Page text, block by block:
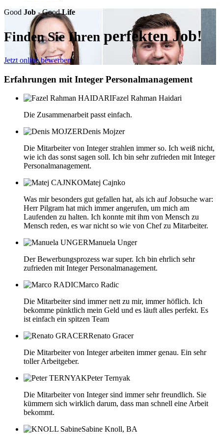
Good Job - GoodLife
Finden Sie Ihren perfekten Job!
Jetzt online bewerben
Erfahrungen mit Integer Personalmanagement
Fazel Rahman Haidari
Die Zusammenarbeit passt einfach.
Denis Mojzer
Die Mitarbeiter von Integer strahlen immer so. Ich weiß nicht,
wie ich das sonst sagen soll. Ich bin sehr zufrieden mit Integer
Personalmanagement.
Matej Cajnko
Was mir besonders gut gefallen hat, als ich auf Jobsuche war:
Herr Pilgram hat mich immer angerufen, um mich am
Laufenden zu halten. Ich konnte mit ihm von Mensch zu
Mensch reden, es war nicht so wie von Chef zu Mitarbeiter.
Manuela Unger
Der Bewerbungsprozess war super. Ich bin ehrlich sehr
zufrieden mit Integer Personalmanagement.
Marco Radic
Die Mitarbeiter sind immer nett zu mir, immer höflich. Ich
bekomme pünktlich mein Geld und es läuft alles perfekt. Es
ist einfach ein spitzen Team
Renato Gracer
Die Mitarbeiter von Integer arbeiten immer genau. Ein sehr
toller Arbeitgeber.
Peter Ternyak
Die Mitarbeiter von Integer sind immer sehr freundlich. Sie
kümmern sich wirklich darum, dass man schnell eine Arbeit
bekommt.
Sabine Knoll, BA